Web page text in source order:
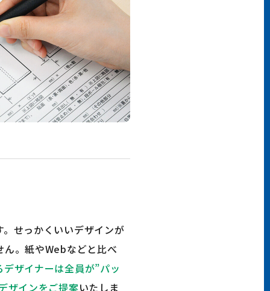
せっかくいいデザインが
。紙やWebなどと比べ
ザイナーは全員が”パッ
ザインをご提案いたしま